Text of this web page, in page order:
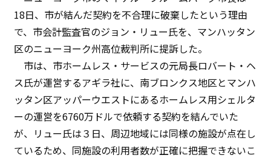
18日、市が結んだ契約を不合理に破棄したという理由
で、市会計監査官のジョン・リュー氏を、マンハッタン
区のニューヨーク州高位裁判所に提訴した。
市は、市ホームレス・サービスの元局長ロバート・ヘ
ス氏が運営するアギラ社に、南ブロンクス地区とマンハ
ッタン区アッパーウエストにあるホームレス用シェルタ
ーの運営を6760万ドルで依頼する契約を結んでいた
が、リュー氏は３日、周辺地域には同様の施設が点在し
ているため、同施設の利用者数が正確に把握できないこ